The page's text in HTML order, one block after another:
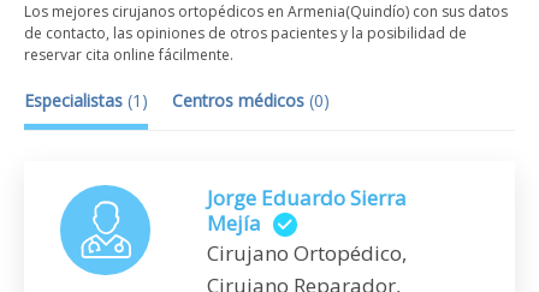
Los mejores cirujanos ortopédicos en Armenia(Quindío) con sus datos
de contacto, las opiniones de otros pacientes y la posibilidad de
reservar cita online fácilmente.
Especialistas (1 ) Centros médicos (0)
Jorge Eduardo Sierra
Mejía
Cirujano Ortopédico,
Cirujano Reparador,